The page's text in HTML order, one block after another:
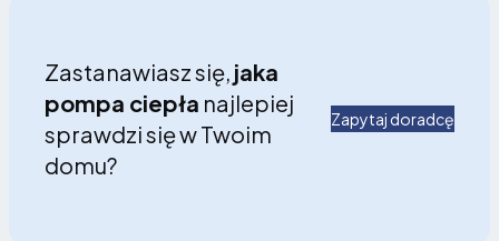
Zastanawiasz się, jaka
pompa ciepła najlepiej
sprawdzi się w Twoim
domu?
Zapytaj doradcę